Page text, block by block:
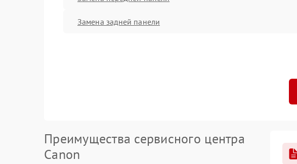
Замена задней панели
Преимущества сервисного центра
Canon